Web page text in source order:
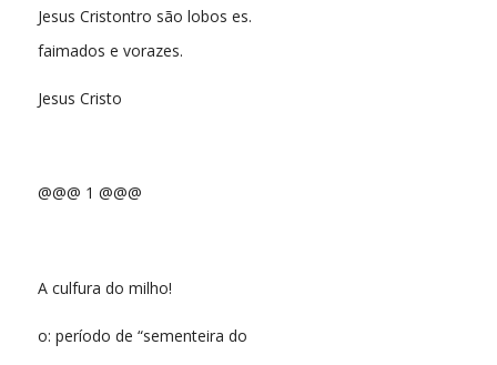
Jesus Cristontro são lobos es.
faimados e vorazes.
Jesus Cristo
@@@ 1 @@@
A culfura do milho!
o: período de “sementeira do